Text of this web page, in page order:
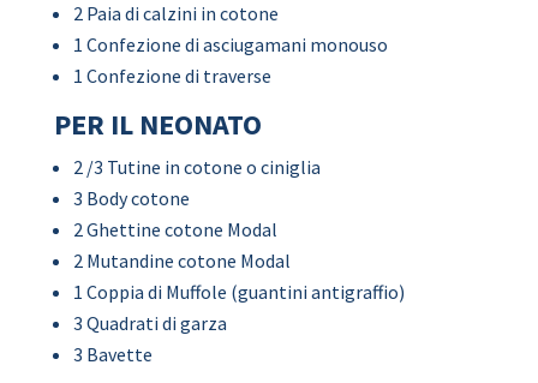
2 Paia di calzini in cotone
1 Confezione di asciugamani monouso
1 Confezione di traverse
PER IL NEONATO
2 /3 Tutine in cotone o ciniglia
3 Body cotone
2 Ghettine cotone Modal
2 Mutandine cotone Modal
1 Coppia di Muffole (guantini antigraffio)
3 Quadrati di garza
3 Bavette